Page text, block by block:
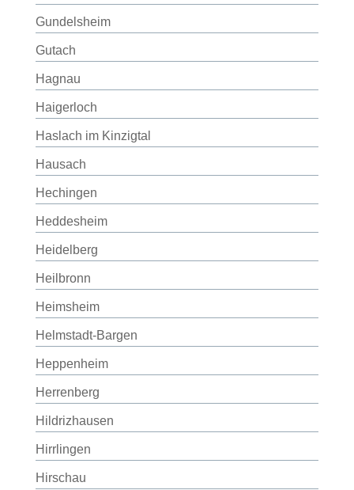
Gundelsheim
Gutach
Hagnau
Haigerloch
Haslach im Kinzigtal
Hausach
Hechingen
Heddesheim
Heidelberg
Heilbronn
Heimsheim
Helmstadt-Bargen
Heppenheim
Herrenberg
Hildrizhausen
Hirrlingen
Hirschau